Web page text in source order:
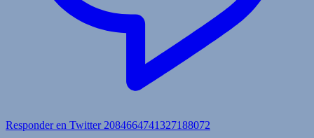
Responder en Twitter 2084664741327188072